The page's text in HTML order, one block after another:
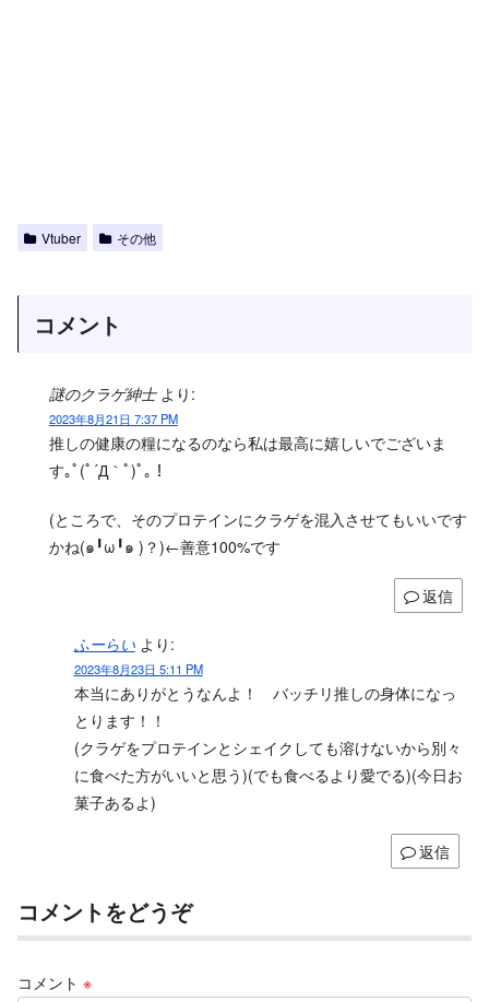
Vtuber その他
コメント
謎のクラゲ紳士 より:
2023年8月21日 7:37 PM
推しの健康の糧になるのなら私は最高に嬉しいでございま
す｡ﾟ(ﾟ´Д｀ﾟ)ﾟ｡！
(ところで、そのプロテインにクラゲを混入させてもいいです
かね(๑╹ω╹๑ )？)←善意100%です
返信
ふーらい より:
2023年8月23日 5:11 PM
本当にありがとうなんよ！ バッチリ推しの身体になっ
とります！！
(クラゲをプロテインとシェイクしても溶けないから別々
に食べた方がいいと思う)(でも食べるより愛でる)(今日お
菓子あるよ)
返信
コメントをどうぞ
コメント ※